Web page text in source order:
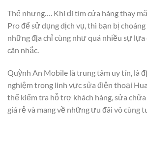
Thế nhưng…. Khi đi tìm cửa hàng thay
Pro để sử dụng dịch vụ, thì bạn bị
những địa chỉ cùng như quá nhiều sự
cân nhắc.
Quỳnh An Mobile là trung tâm uy tín, là
nghiệm trong linh vực sửa điện thoại
thể kiểm tra hỗ trợ khách hàng, sửa
giá rẻ và mang về những ưu đãi vô cùng